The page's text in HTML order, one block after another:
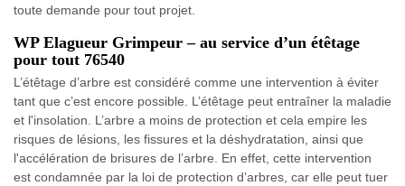
toute demande pour tout projet.
WP Elagueur Grimpeur – au service d’un étêtage
pour tout 76540
L’étêtage d’arbre est considéré comme une intervention à éviter
tant que c’est encore possible. L’étêtage peut entraîner la maladie
et l'insolation. L’arbre a moins de protection et cela empire les
risques de lésions, les fissures et la déshydratation, ainsi que
l'accélération de brisures de l’arbre. En effet, cette intervention
est condamnée par la loi de protection d’arbres, car elle peut tuer